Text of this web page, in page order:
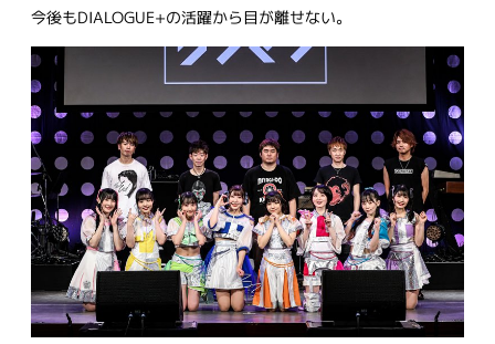
今後もDIALOGUE+の活躍から目が離せない。